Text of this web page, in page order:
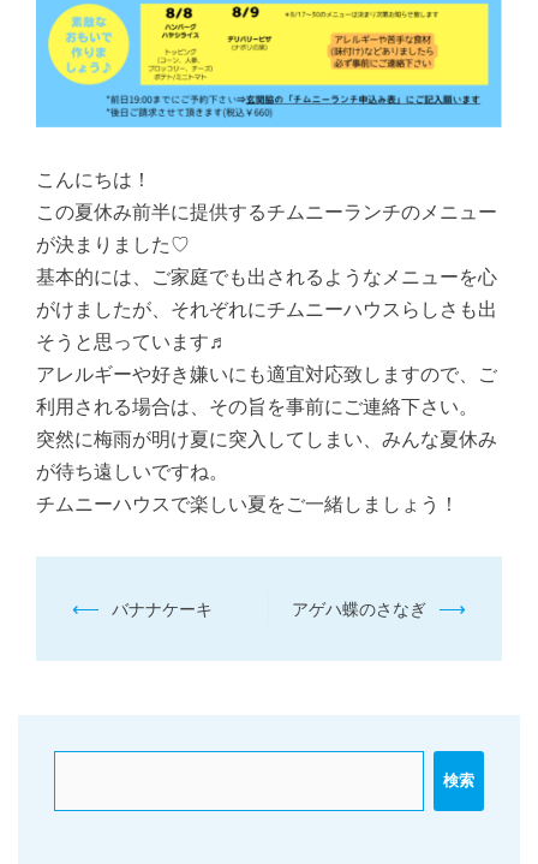
こんにちは！
この夏休み前半に提供するチムニーランチのメニュー
が決まりました♡
基本的には、ご家庭でも出されるようなメニューを心
がけましたが、それぞれにチムニーハウスらしさも出
そうと思っています♬
アレルギーや好き嫌いにも適宜対応致しますので、ご
利用される場合は、その旨を事前にご連絡下さい。
突然に梅雨が明け夏に突入してしまい、みんな夏休み
が待ち遠しいですね。
チムニーハウスで楽しい夏をご一緒しましょう！
投
ゲ
⟵ バナナケーキ アゲハ蝶のさなぎ ⟶
検索